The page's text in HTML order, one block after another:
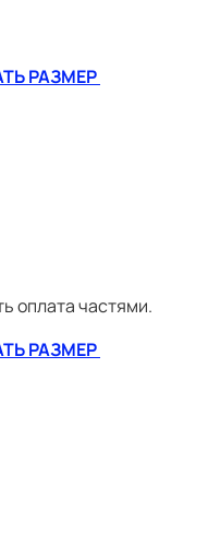
Вас, и
85
87
РАЗМЕР
оплата частями.
РАЗМЕР